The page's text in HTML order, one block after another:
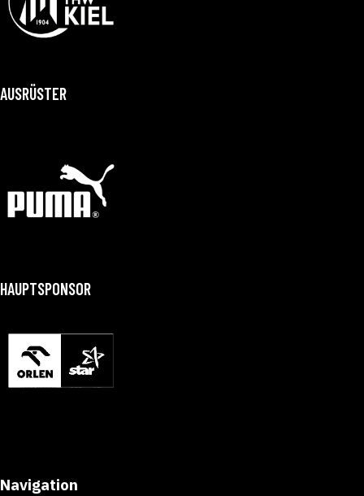
AUSRÜSTER
HAUPTSPONSOR
Navigation